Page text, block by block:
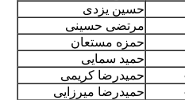
حسین یزدی
مرتضی حسینی
حمزه مستعان
حمید سمایی
حمیدرضا کریمی
حمیدرضا میرزایی